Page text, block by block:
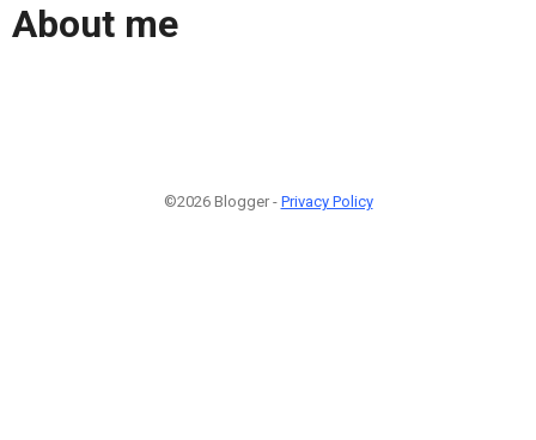
About me
©2026 Blogger - Privacy Policy